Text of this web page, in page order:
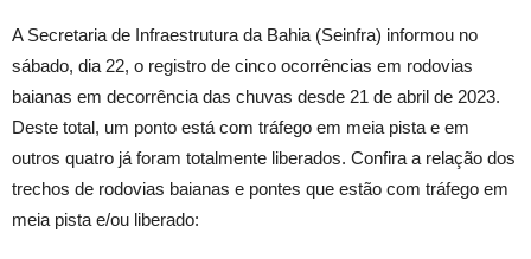
A Secretaria de Infraestrutura da Bahia (Seinfra) informou no
sábado, dia 22, o registro de cinco ocorrências em rodovias
baianas em decorrência das chuvas desde 21 de abril de 2023.
Deste total, um ponto está com tráfego em meia pista e em
outros quatro já foram totalmente liberados. Confira a relação dos
trechos de rodovias baianas e pontes que estão com tráfego em
meia pista e/ou liberado: